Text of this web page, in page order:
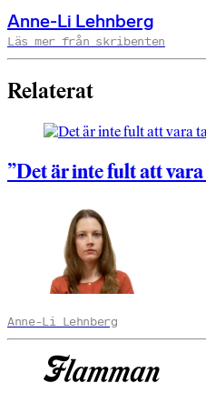
Anne-Li Lehnberg
Läs mer från skribenten
Relaterat
”Det är inte fult att
Anne-Li Lehnberg